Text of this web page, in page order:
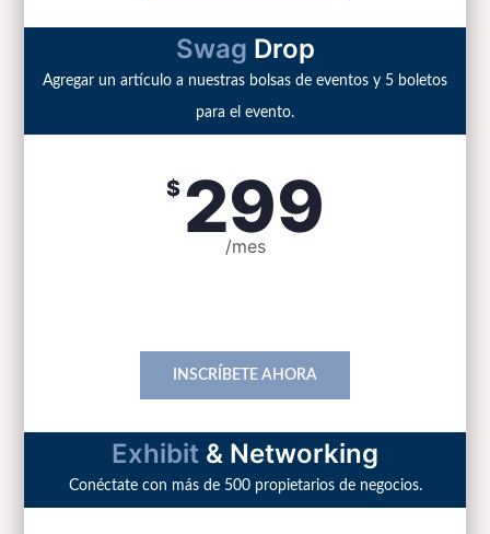
Swag Drop
Agregar un artículo a nuestras bolsas de eventos y 5 boletos
para el evento.
$ 299
/mes
INSCRÍBETE AHORA
Exhibit & Networking
Conéctate con más de 500 propietarios de negocios.